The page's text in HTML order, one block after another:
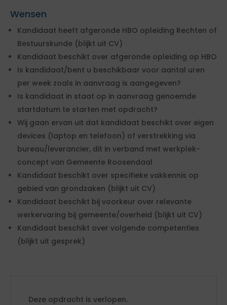
Wensen
Kandidaat heeft afgeronde HBO opleiding Rechten of
Bestuurskunde (blijkt uit CV)
Kandidaat beschikt over afgeronde opleiding op HBO
Is kandidaat/bent u beschikbaar voor aantal uren
per week zoals in aanvraag is aangegeven?
Is kandidaat in staat op in aanvraag genoemde
startdatum te starten met opdracht?
Wij gaan ervan uit dat kandidaat beschikt over eigen
devices (laptop en telefoon) of verstrekking via
bureau/leverancier, dit in verband met werkplek-
concept van Gemeente Roosendaal
Kandidaat beschikt over specifieke vakkennis op
gebied van grondzaken (blijkt uit CV)
Kandidaat beschikt bij voorkeur over relevante
werkervaring bij gemeente/overheid (blijkt uit CV)
Kandidaat beschikt over volgende competenties
(blijkt uit gesprek)
Deze opdracht is verlopen.